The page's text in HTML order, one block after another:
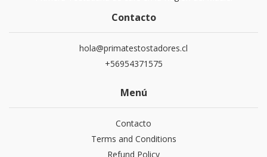
Contacto
hola@primatestostadores.cl
+56954371575
Menú
Contacto
Terms and Conditions
Refund Policy